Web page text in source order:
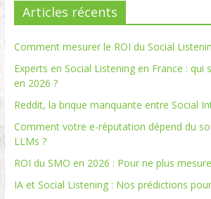
Articles récents
Comment mesurer le ROI du Social
Experts en Social Listening en France : qui
en 2026 ?
Reddit, la brique manquante entre Social
Comment votre e-réputation dépend du
LLMs ?
ROI du SMO en 2026 : Pour ne plus
IA et Social Listening : Nos prédictions